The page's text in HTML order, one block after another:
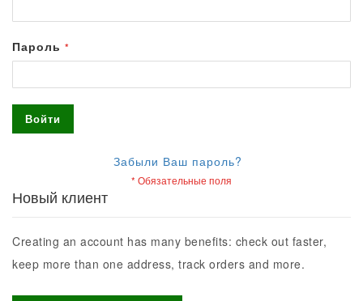
Пароль
Войти
Забыли Ваш пароль?
Новый клиент
Creating an account has many benefits: check out faster,
keep more than one address, track orders and more.